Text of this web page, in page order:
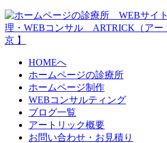
HOMEへ
ホームページの診療所
ホームページ制作
WEBコンサルティング
ブログ一覧
アートリック概要
お問い合わせ・お見積り